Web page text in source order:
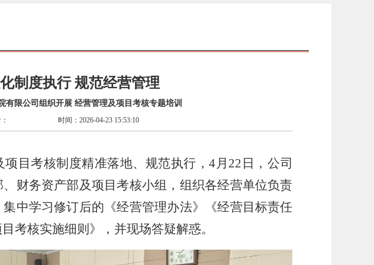
制度执行 规范经营管理
有限公司组织开展 经营管理及项目考核专题培训
时间：2026-04-23 15:53:10
项目考核制度精准落地、规范执行，4月22日，公司
财务资产部及项目考核小组，组织各经营单位负责
中学习修订后的《经营管理办法》《经营目标责任
考核实施细则》，并现场答疑解惑。